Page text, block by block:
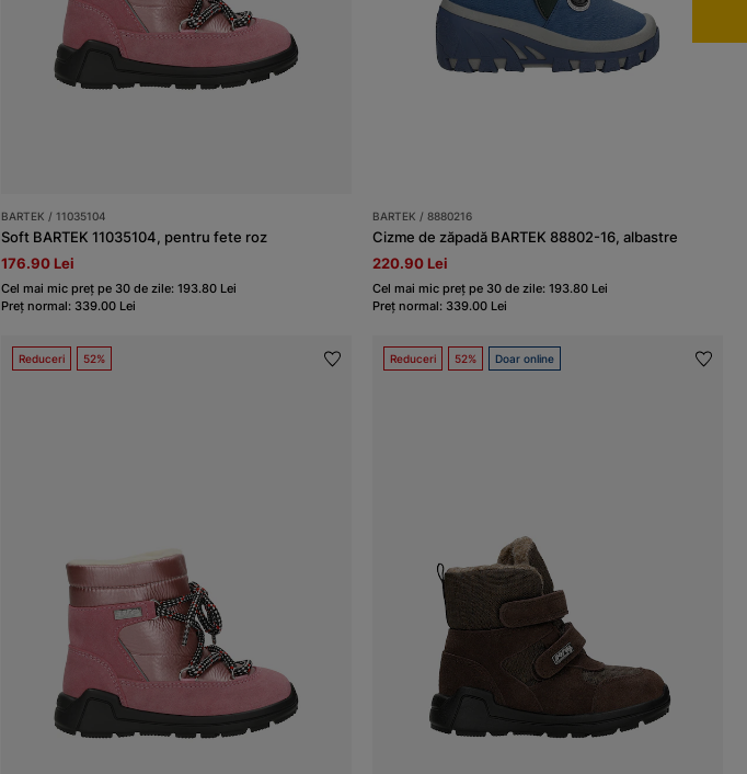
BARTEK / 11035104
Soft BARTEK 11035104, pentru fete roz
176.90 Lei
Cel mai mic preț pe 30 de zile: 193.80 Lei
Preț normal: 339.00 Lei
BARTEK / 8880216
Cizme de zăpadă BARTEK 88802-16, albastre
220.90 Lei
Cel mai mic preț pe 30 de zile: 193.80 Lei
Preț normal: 339.00 Lei
Reduceri 52% Reduceri 52% Doar online